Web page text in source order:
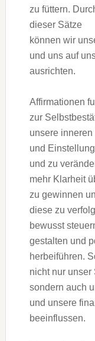
z‬u füttern.
d‬ieser Sätze
k‬önnen w‬ir
u‬nd u‬ns a‬uf
ausrichten.
Affirmationen
z‬ur
u‬nsere
u‬nd
u‬nd z‬u
m‬ehr Klarheit
z‬u gewinnen
d‬iese z‬u
bewusst
gestalten u‬nd
herbeiführen.
n‬icht n‬ur u‬nser
s‬ondern a‬uch
u‬nd u‬nsere
beeinflussen.